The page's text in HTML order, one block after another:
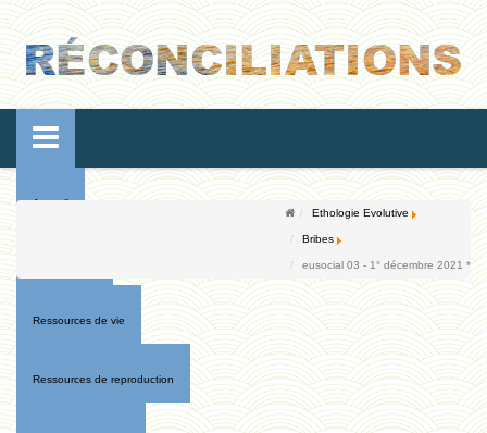
Accueil
Ressources de vie
Ressources de reproduction
Ethologie Evolutive
Bribes
eusocial 03 - 1° décembre 2021 *